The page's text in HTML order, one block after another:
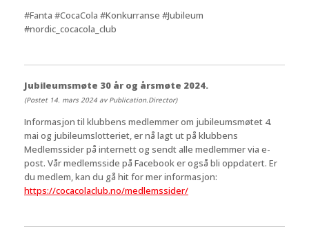
#Fanta #CocaCola #Konkurranse #Jubileum
#nordic_cocacola_club
Jubileumsmøte 30 år og årsmøte 2024.
(Postet 14. mars 2024 av Publication.Director)
Informasjon til klubbens medlemmer om jubileumsmøtet 4.
mai og jubileumslotteriet, er nå lagt ut på klubbens
Medlemssider på internett og sendt alle medlemmer via e-
post. Vår medlemsside på Facebook er også bli oppdatert. Er
du medlem, kan du gå hit for mer informasjon:
https://cocacolaclub.no/medlemssider/